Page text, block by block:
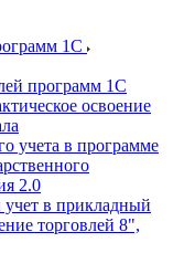
1С
программ 1С
освоение
учета в программе
2.0
учет в прикладный
торговлей 8",